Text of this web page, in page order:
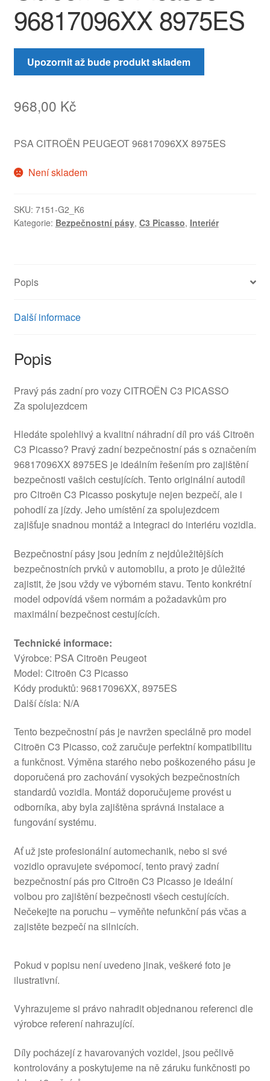
96817096XX 8975ES
Upozornit až bude produkt skladem
968,00 Kč
PSA CITROËN PEUGEOT 96817096XX 8975ES
Není skladem
SKU: 7151-G2_K6
Kategorie: Bezpečnostní pásy, C3 Picasso, Interiér
Popis
Další informace
Popis
Pravý pás zadní pro vozy CITROЁN C3 PICASSO
Za spolujezdcem
Hledáte spolehlivý a kvalitní náhradní díl pro váš Citroën
C3 Picasso? Pravý zadní bezpečnostní pás s označením
96817096XX 8975ES je ideálním řešením pro zajištění
bezpečnosti vašich cestujících. Tento originální autodíl
pro Citroën C3 Picasso poskytuje nejen bezpečí, ale i
pohodlí za jízdy. Jeho umístění za spolujezdcem
zajišťuje snadnou montáž a integraci do interiéru vozidla.
Bezpečnostní pásy jsou jedním z nejdůležitějších
bezpečnostních prvků v automobilu, a proto je důležité
zajistit, že jsou vždy ve výborném stavu. Tento konkrétní
model odpovídá všem normám a požadavkům pro
maximální bezpečnost cestujících.
Technické informace:
Výrobce: PSA Citroën Peugeot
Model: Citroën C3 Picasso
Kódy produktů: 96817096XX, 8975ES
Další čísla: N/A
Tento bezpečnostní pás je navržen speciálně pro model
Citroën C3 Picasso, což zaručuje perfektní kompatibilitu
a funkčnost. Výměna starého nebo poškozeného pásu je
doporučená pro zachování vysokých bezpečnostních
standardů vozidla. Montáž doporučujeme provést u
odborníka, aby byla zajištěna správná instalace a
fungování systému.
Ať už jste profesionální automechanik, nebo si své
vozidlo opravujete svépomocí, tento pravý zadní
bezpečnostní pás pro Citroën C3 Picasso je ideální
volbou pro zajištění bezpečnosti všech cestujících.
Nečekejte na poruchu – vyměňte nefunkční pás včas a
zajistěte bezpečí na silnicích.
Pokud v popisu není uvedeno jinak, veškeré foto je
ilustrativní.
Vyhrazujeme si právo nahradit objednanou referenci dle
výrobce referení nahrazující.
Díly pocházejí z havarovaných vozidel, jsou pečlivě
kontrolovány a poskytujeme na ně záruku funkčnosti po